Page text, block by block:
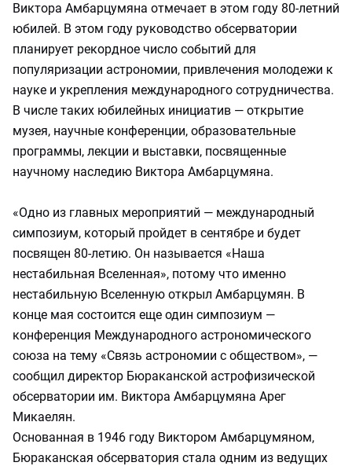
Виктора Амбарцумяна отмечает в этом году 80-летний
юбилей. В этом году руководство обсерватории
планирует рекордное число событий для
популяризации астрономии, привлечения молодежи к
науке и укрепления международного сотрудничества.
В числе таких юбилейных инициатив — открытие
музея, научные конференции, образовательные
программы, лекции и выставки, посвященные
научному наследию Виктора Амбарцумяна.
«Одно из главных мероприятий — международный
симпозиум, который пройдет в сентябре и будет
посвящен 80-летию. Он называется «Наша
нестабильная Вселенная», потому что именно
нестабильную Вселенную открыл Амбарцумян. В
конце мая состоится еще один симпозиум —
конференция Международного астрономического
союза на тему «Связь астрономии с обществом», —
сообщил директор Бюраканской астрофизической
обсерватории им. Виктора Амбарцумяна Арег
Микаелян.
Основанная в 1946 году Виктором Амбарцумяном,
Бюраканская обсерватория стала одним из ведущих